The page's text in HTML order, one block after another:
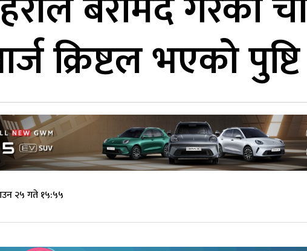
क्रिष्टल भएको पुष्टि
२५ गते १५:५५